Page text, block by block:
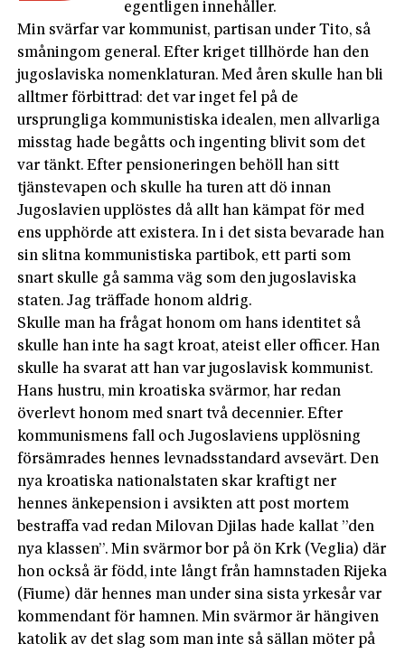
egentligen innehåller.
Min svärfar var kommunist, partisan under Tito, så
småningom general. Efter kriget tillhörde han den
jugoslaviska nomenklaturan. Med åren skulle han bli
alltmer förbittrad: det var inget fel på de
ursprungliga kommunistiska idealen, men allvarliga
misstag hade begåtts och ingenting blivit som det
var tänkt. Efter pensioneringen behöll han sitt
tjänstevapen och skulle ha turen att dö innan
Jugoslavien upplöstes då allt han kämpat för med
ens upphörde att existera. In i det sista bevarade han
sin slitna kommunistiska partibok, ett parti som
snart skulle gå samma väg som den jugoslaviska
staten. Jag träffade honom aldrig.
Skulle man ha frågat honom om hans identitet så
skulle han inte ha sagt kroat, ateist eller officer. Han
skulle ha svarat att han var jugoslavisk kommunist.
Hans hustru, min kroatiska svärmor, har redan
överlevt honom med snart två decennier. Efter
kommunismens fall och Jugoslaviens upplösning
försämrades hennes levnadsstandard avsevärt. Den
nya kroatiska nationalstaten skar kraftigt ner
hennes änkepension i avsikten att post mortem
bestraffa vad redan Milovan Djilas hade kallat ”den
nya klassen”. Min svärmor bor på ön Krk (Veglia) där
hon också är född, inte långt från hamnstaden Rijeka
(Fiume) där hennes man under sina sista yrkesår var
kommendant för hamnen. Min svärmor är hängiven
katolik av det slag som man inte så sällan möter på